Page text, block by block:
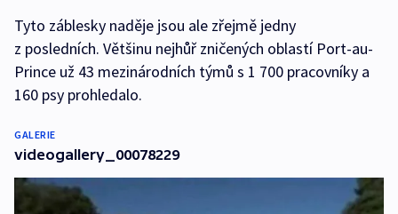
Tyto záblesky naděje jsou ale zřejmě jedny
z posledních. Většinu nejhůř zničených oblastí Port-au-
Prince už 43 mezinárodních týmů s 1 700 pracovníky a
160 psy prohledalo.
GALERIE
videogallery_00078229